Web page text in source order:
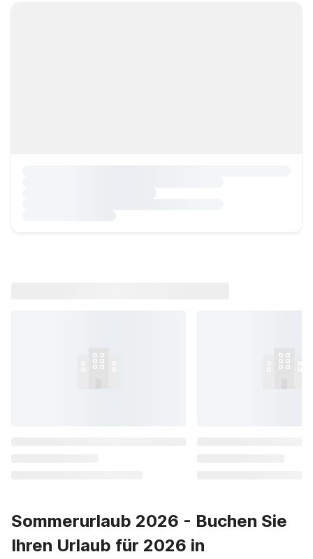
Sommerurlaub 2026 - Buchen Sie
Ihren Urlaub für 2026 in